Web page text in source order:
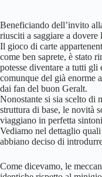
Beneficiando dell’invito
riusciti a saggiare a
Il gioco di carte
come ben saprete, è stato
potesse diventare a tutti
comunque del già enorme
dai fan del buon Geralt.
Nonostante si sia scelto di
struttura di base, le novità
viaggiano in perfetta
Vediamo nel dettaglio
abbiano deciso di
Come dicevamo, le